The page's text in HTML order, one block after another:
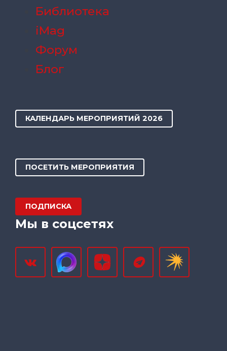
Библиотека
iMag
Форум
Блог
КАЛЕНДАРЬ МЕРОПРИЯТИЙ 2026
ПОСЕТИТЬ МЕРОПРИЯТИЯ
ПОДПИСКА
Мы в соцсетях